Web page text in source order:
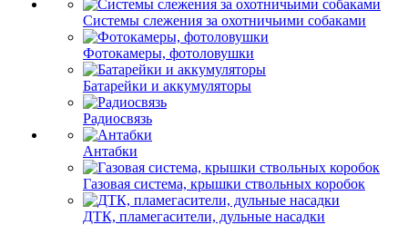
Системы слежения за охотничьими собаками
Фотокамеры, фотоловушки
Батарейки и аккумуляторы
Радиосвязь
Антабки
Газовая система, крышки ствольных коробок
ДТК, пламегасители, дульные насадки